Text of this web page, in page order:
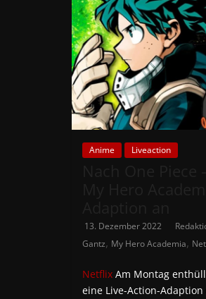
Anime Liveaction
13. Dezember 2022
Gantz, My Hero Academia,
Netflix Am Montag
eine Live-Action-